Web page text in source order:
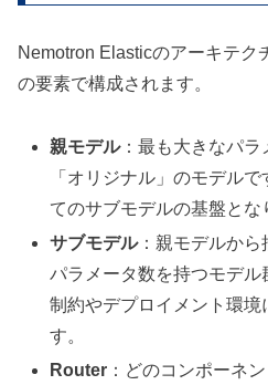
Nemotron Elasticのアーキテク
の要素で構成されます。
親モデル：最も大きなパラ
「オリジナル」のモデル
てのサブモデルの基盤とな
サブモデル：親モデルから
パラメータ数を持つモデル
制約やデプロイメント環境
す。
Router ：どのコンポーネ